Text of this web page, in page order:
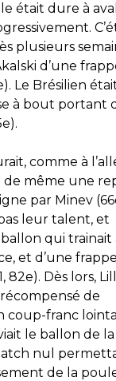
était dure à
plusieurs
d’une
Le Brésilien
à bout portant
comme à
même une
par Minev
leur talent, et
qui trainait
et d’une
82e). Dès lors,
de
coup-franc
le ballon de
nul
de la